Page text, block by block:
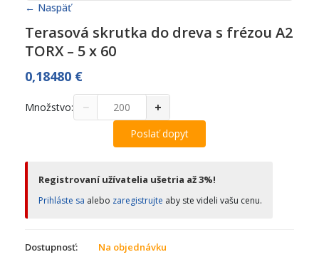
← Naspäť
Terasová skrutka do dreva s frézou A2
TORX – 5 x 60
0,18480 €
Množstvo: − +
Poslať dopyt
Registrovaní užívatelia ušetria až 3%!
Prihláste sa alebo zaregistrujte aby ste videli vašu cenu.
Dostupnosť:
Na objednávku